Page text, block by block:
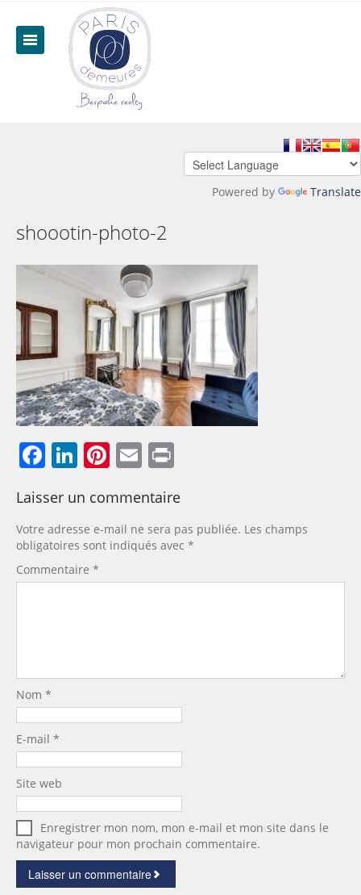
Powered by Translate
shoootin-photo-2
Facebook
LinkedIn
Pinterest
Email
Laisser un commentaire
Votre adresse e-mail ne sera pas publiée. Les champs
obligatoires sont indiqués avec *
Commentaire *
Nom *
E-mail *
Site web
Enregistrer mon nom, mon e-mail et mon site dans le
navigateur pour mon prochain commentaire.